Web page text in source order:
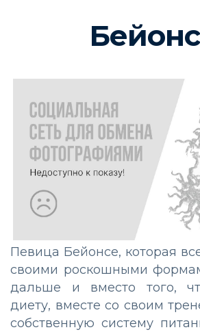
Певица Бейонсе, которая
своими роскошными
дальше и вместо того,
диету, вместе со своим
собственную систему